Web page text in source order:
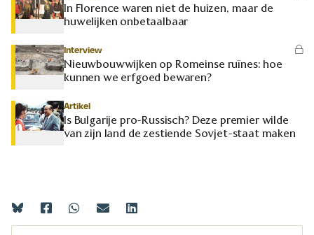
In Florence waren niet de huizen, maar de
huwelijken onbetaalbaar
Interview
Nieuwbouwwijken op Romeinse ruïnes: hoe
kunnen we erfgoed bewaren?
Artikel
Is Bulgarije pro-Russisch? Deze premier wilde
van zijn land de zestiende Sovjet-staat maken